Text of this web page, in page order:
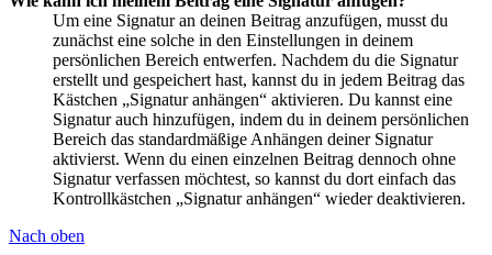
Um eine Signatur an deinen Beitrag anzufügen, musst du
zunächst eine solche in den Einstellungen in deinem
persönlichen Bereich entwerfen. Nachdem du die Signatur
erstellt und gespeichert hast, kannst du in jedem Beitrag das
Kästchen „Signatur anhängen“ aktivieren. Du kannst eine
Signatur auch hinzufügen, indem du in deinem persönlichen
Bereich das standardmäßige Anhängen deiner Signatur
aktivierst. Wenn du einen einzelnen Beitrag dennoch ohne
Signatur verfassen möchtest, so kannst du dort einfach das
Kontrollkästchen „Signatur anhängen“ wieder deaktivieren.
Nach oben